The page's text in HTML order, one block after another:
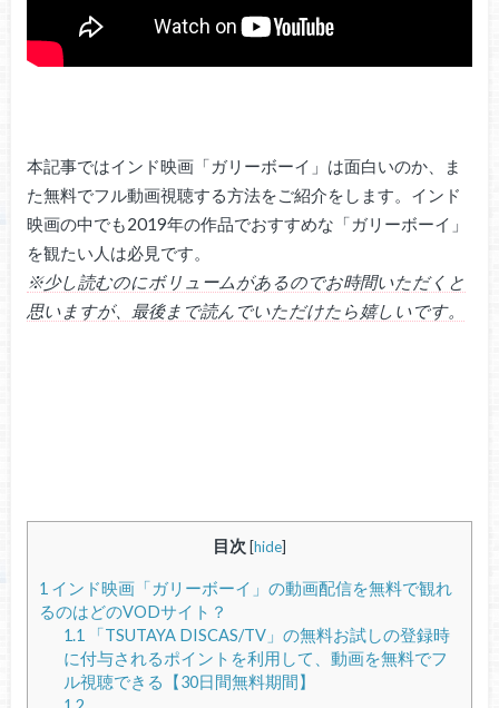
本記事ではインド映画「ガリーボーイ」は面白いのか、ま
た無料でフル動画視聴する方法をご紹介をします。インド
映画の中でも2019年の作品でおすすめな「ガリーボーイ」
を観たい人は必見です。
※少し読むのにボリュームがあるのでお時間いただくと
思いますが、最後まで読んでいただけたら嬉しいです。
目次 [hide]
1 インド映画「ガリーボーイ」の動画配信を無料で観れ
るのはどのVODサイト？
1.1 「TSUTAYA DISCAS/TV」の無料お試しの登録時
に付与されるポイントを利用して、動画を無料でフ
ル視聴できる【30日間無料期間】